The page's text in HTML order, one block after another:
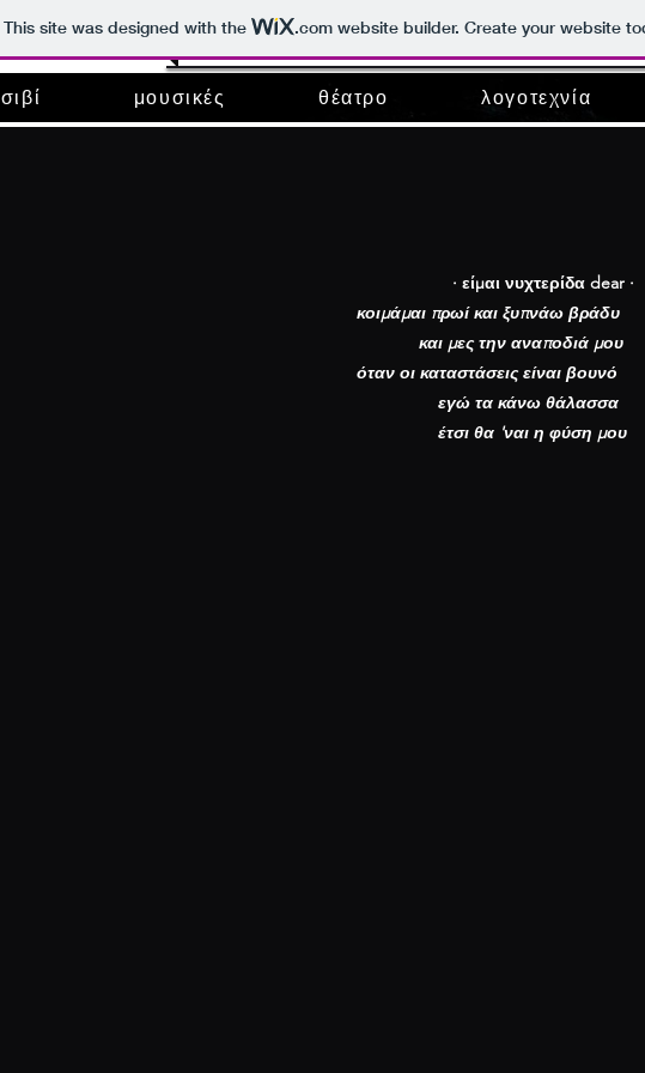
This site was designed with the .comwebsite builder. Create your website
σιβί μουσικές θέατρο λογοτεχνία
σιβί μουσικές θέατρο λογοτεχνία
· είμαι νυχτερίδα dear ·
κοιμάμαι πρωί και ξυπνάω βράδυ
και μες την αναποδιά μου
όταν οι καταστάσεις είναι βουνό
εγώ τα κάνω θάλασσα
έτσι θα 'ναι η φύση μου